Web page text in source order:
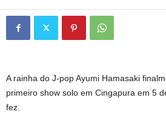
A rainha do J-pop Ayumi Hamasaki
primeiro show solo em Cingapura em 5
fez.